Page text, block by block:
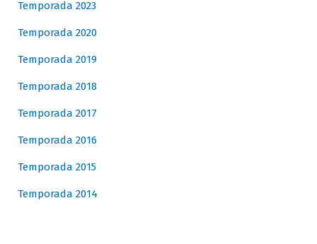
Temporada 2023
Temporada 2020
Temporada 2019
Temporada 2018
Temporada 2017
Temporada 2016
Temporada 2015
Temporada 2014